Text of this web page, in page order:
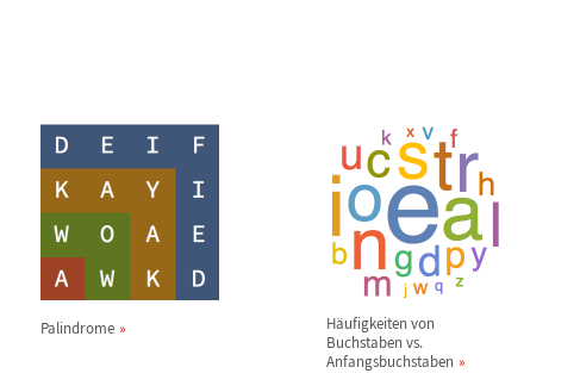
Palindrome Häufigkeiten von
Buchstaben vs.
Anfangsbuchstaben